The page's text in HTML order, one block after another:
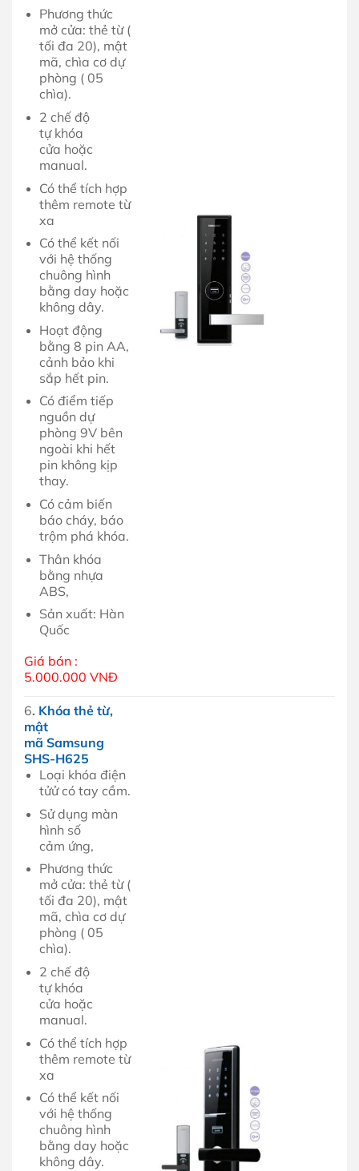
Phương thức
mở cửa: thẻ từ (
tối đa 20), mật
mã, chìa cơ dự
phòng ( 05
chìa).
2 chế độ
tự khóa
cửa hoặc
manual.
Có thể tích hợp
thêm remote từ
xa
Có thể kết nối
với hệ thống
chuông hình
bằng day hoặc
không dây.
Hoạt động
bằng 8 pin AA,
cảnh bảo khi
sắp hết pin.
Có điểm tiếp
nguồn dự
phòng 9V bên
ngoài khi hết
pin không kịp
thay.
Có cảm biến
báo cháy, báo
trộm phá khóa.
Thân khóa
bằng nhựa
ABS,
Sản xuất: Hàn
Quốc
Giá bán :
5.000.000 VNĐ
6. Khóa thẻ từ,
mật
mã Samsung
SHS-H625
Loại khóa điện
tửử có tay cầm.
Sử dụng màn
hình số
cảm ứng,
Phương thức
mở cửa: thẻ từ (
tối đa 20), mật
mã, chìa cơ dự
phòng ( 05
chìa).
2 chế độ
tự khóa
cửa hoặc
manual.
Có thể tích hợp
thêm remote từ
xa
Có thể kết nối
với hệ thống
chuông hình
bằng day hoặc
không dây.